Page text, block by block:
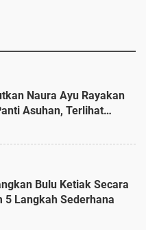
Naura Ayu Rayakan
Asuhan, Terlihat
Cokelat
Bulu Ketiak Secara
5 Langkah Sederhana